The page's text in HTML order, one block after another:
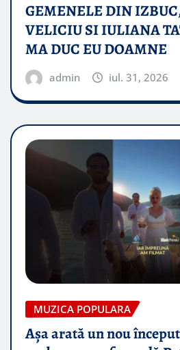
GEMENELE DIN
VELICIU SI IULIANA
MA DUC EU DOAMNE
admin iul. 31, 2026
MUZICA POPULARA
Așa arată un nou